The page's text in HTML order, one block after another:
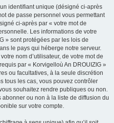
identifiant unique (désigné ci-après
de passe personnel vous permettant
ci-après par « votre mot de
Les informations de votre
» sont protégées par les lois de
le pays qui héberge notre serveur.
nom d’utilisateur, de votre mot de
par « Korvigelloù An DROUIZIG »
ou facultatives, à la seule discrétion
tous les cas, vous pouvez contrôler
souhaitez rendre publiques ou non.
ou non à la liste de diffusion du
sur votre compte.